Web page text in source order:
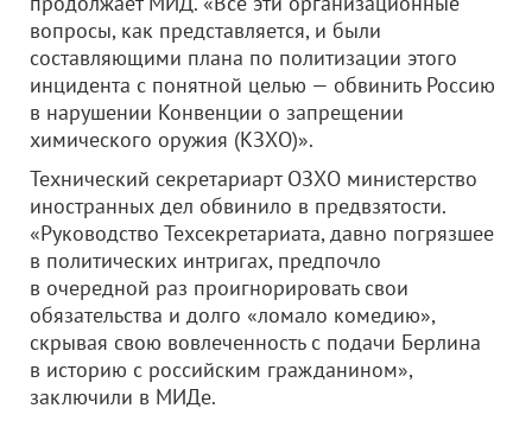
вопросы, как представляется, и были
составляющими плана по политизации этого
инцидента с понятной целью — обвинить Россию
в нарушении Конвенции о запрещении
химического оружия (КЗХО)».
Технический секретариарт ОЗХО министерство
иностранных дел обвинило в предвзятости.
«Руководство Техсекретариата, давно погрязшее
в политических интригах, предпочло
в очередной раз проигнорировать свои
обязательства и долго «ломало комедию»,
скрывая свою вовлеченность с подачи Берлина
в историю с российским гражданином»,
заключили в МИДе.